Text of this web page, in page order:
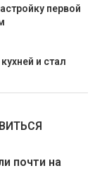
первой
и стал
почти на